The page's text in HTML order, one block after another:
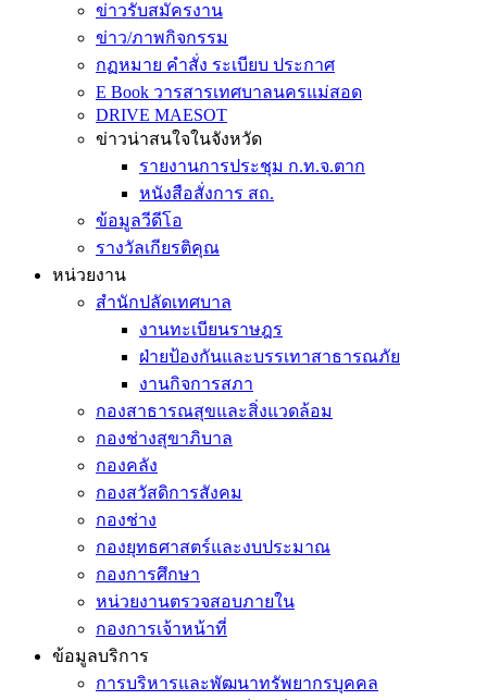
ข่าวรับสมัครงาน
ข่าว/ภาพกิจกรรม
กฏหมาย คำสั่ง ระเบียบ ประกาศ
E Book วารสารเทศบาลนครแม่สอด
DRIVE MAESOT
ข่าวน่าสนใจในจังหวัด
รายงานการประชุม ก.ท.จ.ตาก
หนังสือสั่งการ สถ.
ข้อมูลวีดีโอ
รางวัลเกียรติคุณ
หน่วยงาน
สำนักปลัดเทศบาล
งานทะเบียนราษฎร
ฝ่ายป้องกันและบรรเทาสาธารณภัย
งานกิจการสภา
กองสาธารณสุขและสิ่งแวดล้อม
กองช่างสุขาภิบาล
กองคลัง
กองสวัสดิการสังคม
กองช่าง
กองยุทธศาสตร์และงบประมาณ
กองการศึกษา
หน่วยงานตรวจสอบภายใน
กองการเจ้าหน้าที่
ข้อมูลบริการ
การบริหารและพัฒนาทรัพยากรบุคคล